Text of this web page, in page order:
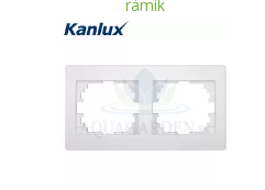
rámik